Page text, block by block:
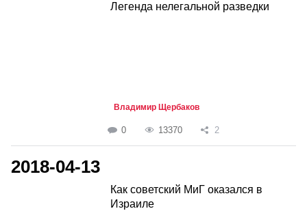
Легенда нелегальной разведки
Владимир Щербаков
0 13370 2
2018-04-13
Как советский МиГ оказался в
Израиле